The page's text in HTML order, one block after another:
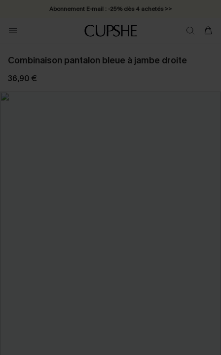
Abonnement E-mail : -25% dès 4 achetés >>
Combinaison pantalon bleue à jambe droite
36,90 €